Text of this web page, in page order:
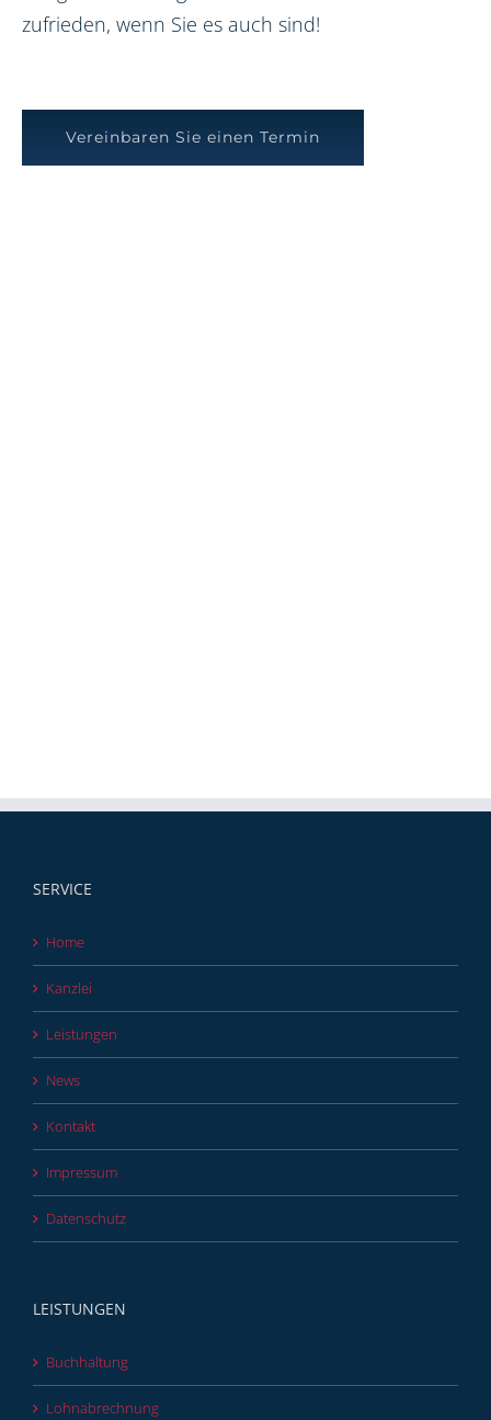
zufrieden, wenn Sie es auch sind!
Vereinbaren Sie einen Termin
SERVICE
Home
Kanzlei
Leistungen
News
Kontakt
Impressum
Datenschutz
LEISTUNGEN
Buchhaltung
Lohnabrechnung